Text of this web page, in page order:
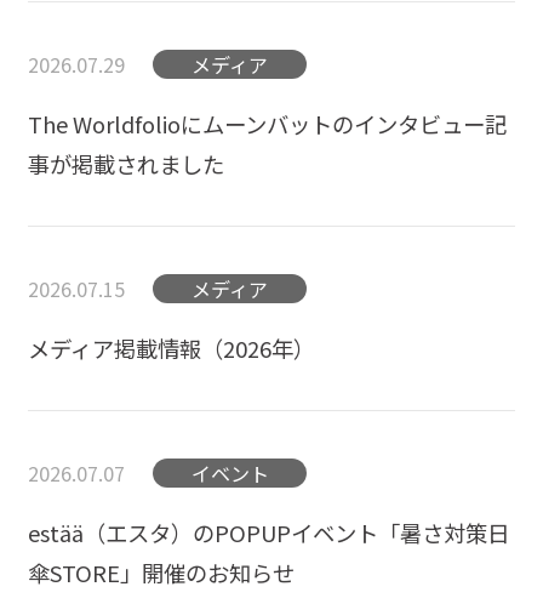
2026.07.29 メディア
The Worldfolioにムーンバットのインタビュー記
事が掲載されました
2026.07.15 メディア
メディア掲載情報（2026年）
2026.07.07 イベント
estää（エスタ）のPOPUPイベント「暑さ対策日
傘STORE」開催のお知らせ